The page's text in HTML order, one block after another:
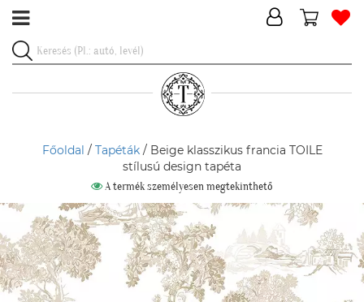
Főoldal / Tapéták/ Beige klasszikus francia TOILE
stílusú design tapéta
A termék személyesen megtekinthető